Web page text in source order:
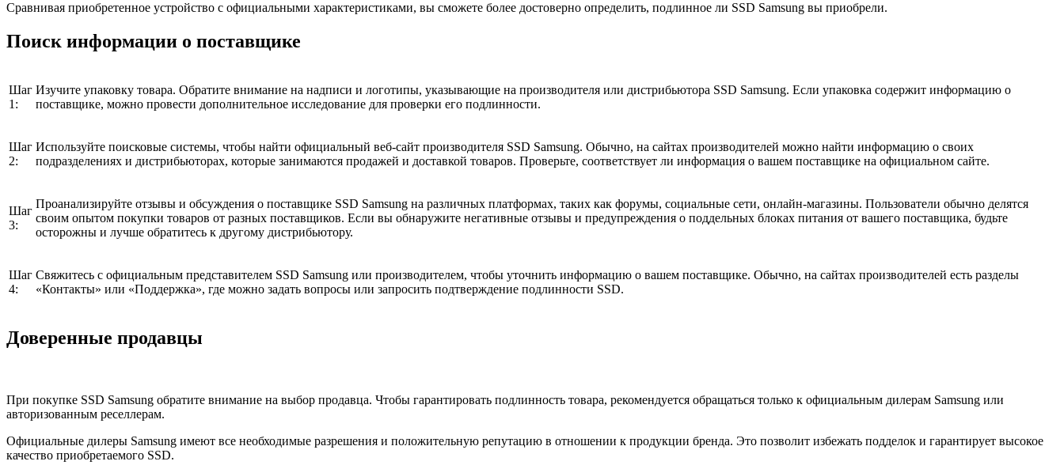
Сравнивая приобретенное устройство с официальными характеристиками, вы сможете более достоверно определить, подлинное ли SSD Samsung вы приобрели.
Поиск информации о поставщике
Шаг
1:
Изучите упаковку товара. Обратите внимание на надписи и логотипы, указывающие на производителя или дистрибьютора SSD Samsung. Если упаковка содержит информацию о
поставщике, можно провести дополнительное исследование для проверки его подлинности.
Шаг
2:
Используйте поисковые системы, чтобы найти официальный веб-сайт производителя SSD Samsung. Обычно, на сайтах производителей можно найти информацию о своих
подразделениях и дистрибьюторах, которые занимаются продажей и доставкой товаров. Проверьте, соответствует ли информация о вашем поставщике на официальном сайте.
Шаг
3:
Проанализируйте отзывы и обсуждения о поставщике SSD Samsung на различных платформах, таких как форумы, социальные сети, онлайн-магазины. Пользователи обычно делятся
своим опытом покупки товаров от разных поставщиков. Если вы обнаружите негативные отзывы и предупреждения о поддельных блоках питания от вашего поставщика, будьте
осторожны и лучше обратитесь к другому дистрибьютору.
Шаг
4:
Свяжитесь с официальным представителем SSD Samsung или производителем, чтобы уточнить информацию о вашем поставщике. Обычно, на сайтах производителей есть разделы
«Контакты» или «Поддержка», где можно задать вопросы или запросить подтверждение подлинности SSD.
Доверенные продавцы
При покупке SSD Samsung обратите внимание на выбор продавца. Чтобы гарантировать подлинность товара, рекомендуется обращаться только к официальным дилерам Samsung или
авторизованным реселлерам.
Официальные дилеры Samsung имеют все необходимые разрешения и положительную репутацию в отношении к продукции бренда. Это позволит избежать подделок и гарантирует высокое
качество приобретаемого SSD.